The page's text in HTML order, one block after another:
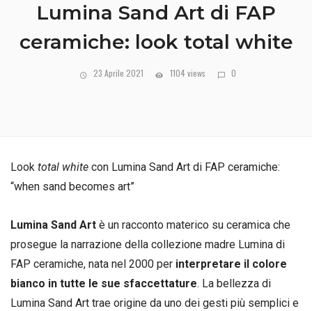
Lumina Sand Art di FAP
ceramiche: look total white
23 Aprile 2021 1104 views 0
Look total white con Lumina Sand Art di FAP ceramiche:
“when sand becomes art”
Lumina Sand Art è un racconto materico su ceramica che
prosegue la narrazione della collezione madre Lumina di
FAP ceramiche, nata nel 2000 per interpretare il colore
bianco in tutte le sue sfaccettature. La bellezza di
Lumina Sand Art trae origine da uno dei gesti più semplici e